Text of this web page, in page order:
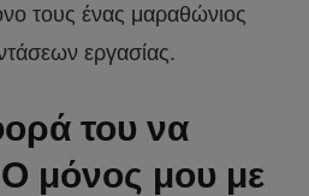
τους ένας μαραθώνιος
εργασίας.
του να
μόνος μου με